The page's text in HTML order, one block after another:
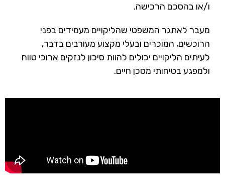
ו/או בהסכם הרכישה.
מעבר לאתגר המשפטי שהליקויים מעמידים בפני
הרוכשים, המוכרים ובעלי מקצוע מעורבים בדבר,
לעיתים הליקויים יכולים להוות סיכון לנזקים ארוכי טווח
ולמפגע בטיחותי מסכן חיים.